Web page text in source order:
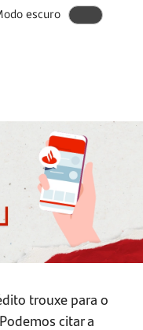
escuro
trouxe para o
citar a